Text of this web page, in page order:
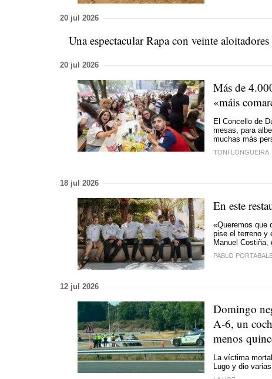
20 jul 2026
Una espectacular Rapa con veinte
20 jul 2026
Más de
«máis
El Concello de
mesas, para
muchas más
TONI LONGUEIRA
18 jul 2026
En este
«Queremos que
pise el terreno y
Manuel Costiña,
PABLO
12 jul 2026
Domingo
A-6, un
menos
La víctima
Lugo y dio